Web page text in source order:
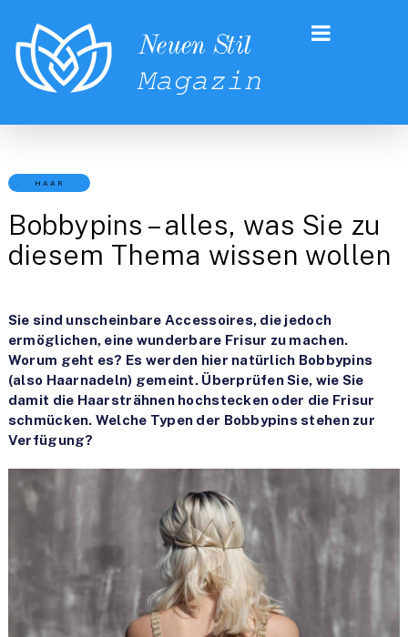
HAAR
Bobbypins – alles, was Sie zu
diesem Thema wissen wollen
Sie sind unscheinbare Accessoires, die jedoch
ermöglichen, eine wunderbare Frisur zu machen.
Worum geht es? Es werden hier natürlich Bobbypins
(also Haarnadeln) gemeint. Überprüfen Sie, wie Sie
damit die Haarsträhnen hochstecken oder die Frisur
schmücken. Welche Typen der Bobbypins stehen zur
Verfügung?